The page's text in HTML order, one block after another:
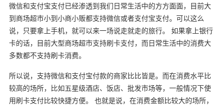
微信和支付宝支付已经渗透到我们日常生活中的方方面面，目前大
到商场超市小到小商小贩都支持微信或者支付宝支付。可以这么
说，只要拿上手机，就可以来一场说走就走的旅行。 如果拿上银行
卡的话，目前大型商场超市支持刷卡支付，而日常生活中的消费大
多数都不支持刷卡消费。
所以说，支持微信和支付宝付款的商家比比皆是。而在消费水平比
较高的场所，比如五星级酒店、饭店、批发市场等，一般情况下使
用刷卡支付比较快捷方便。 也就是说，在消费金额比较大的场所，